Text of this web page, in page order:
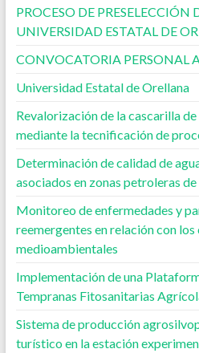
PROCESO DE PRESELECCIÓN
UNIVERSIDAD ESTATAL DE
CONVOCATORIA PERSONAL
Universidad Estatal de Orellana
Revalorización de la cascarilla
mediante la tecnificación de
Determinación de calidad de
asociados en zonas petroleras
Monitoreo de enfermedades y
reemergentes en relación con los
medioambientales
Implementación de una
Tempranas Fitosanitarias
Sistema de producción
turístico en la estación